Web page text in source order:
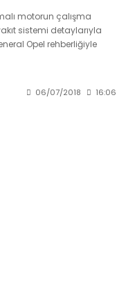
motorun çalışma
sistemi detaylarıyla
Opel rehberliğiyle
06/07/2018 16:06